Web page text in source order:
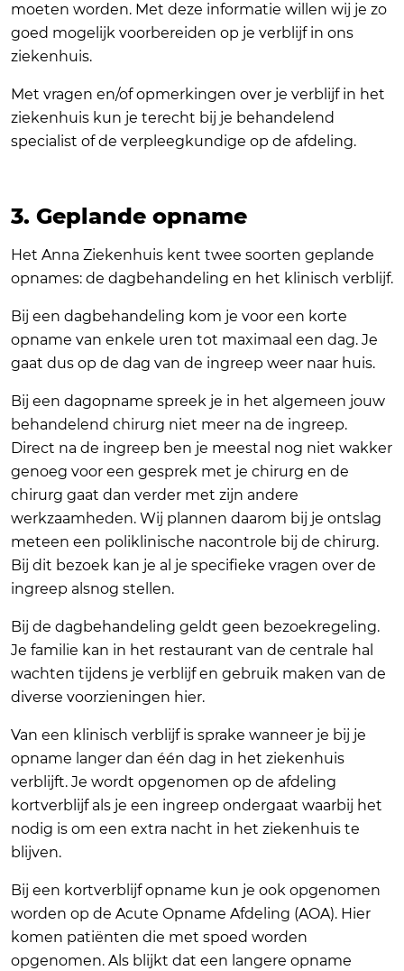
moeten worden. Met deze informatie willen wij je zo
goed mogelijk voorbereiden op je verblijf in ons
ziekenhuis.
Met vragen en/of opmerkingen over je verblijf in het
ziekenhuis kun je terecht bij je behandelend
specialist of de verpleegkundige op de afdeling.
3. Geplande opname
Het Anna Ziekenhuis kent twee soorten geplande
opnames: de dagbehandeling en het klinisch verblijf.
Bij een dagbehandeling kom je voor een korte
opname van enkele uren tot maximaal een dag. Je
gaat dus op de dag van de ingreep weer naar huis.
Bij een dagopname spreek je in het algemeen jouw
behandelend chirurg niet meer na de ingreep.
Direct na de ingreep ben je meestal nog niet wakker
genoeg voor een gesprek met je chirurg en de
chirurg gaat dan verder met zijn andere
werkzaamheden. Wij plannen daarom bij je ontslag
meteen een poliklinische nacontrole bij de chirurg.
Bij dit bezoek kan je al je specifieke vragen over de
ingreep alsnog stellen.
Bij de dagbehandeling geldt geen bezoekregeling.
Je familie kan in het restaurant van de centrale hal
wachten tijdens je verblijf en gebruik maken van de
diverse voorzieningen hier.
Van een klinisch verblijf is sprake wanneer je bij je
opname langer dan één dag in het ziekenhuis
verblijft. Je wordt opgenomen op de afdeling
kortverblijf als je een ingreep ondergaat waarbij het
nodig is om een extra nacht in het ziekenhuis te
blijven.
Bij een kortverblijf opname kun je ook opgenomen
worden op de Acute Opname Afdeling (AOA). Hier
komen patiënten die met spoed worden
opgenomen. Als blijkt dat een langere opname